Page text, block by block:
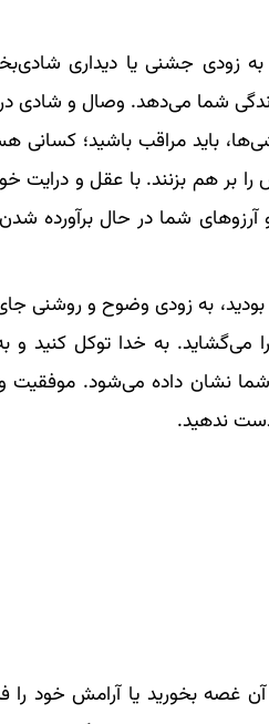
به زودی جشنی یا دیداری
زندگی شما می‌دهد. وصال و شادی
باید مراقب باشید؛
بر هم بزنند. با عقل و درایت
شما در حال برآورده
به زودی وضوح و روشنی
به خدا توکل کنید و
شما نشان داده می‌شود. موفقیت
دست ندهید.
غصه بخورید یا آرامش خود را